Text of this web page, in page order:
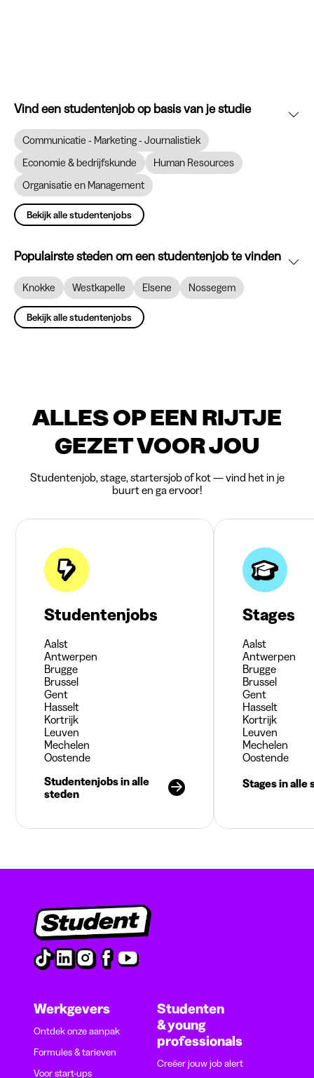
Vind een studentenjob op basis van je studie
Communicatie - Marketing - Journalistiek
Economie & bedrijfskunde
Human Resources
Organisatie en Management
Bekijk alle studentenjobs
Populairste steden om een studentenjob te vinden
Knokke Westkapelle Elsene Nossegem
Bekijk alle studentenjobs
ALLES OP EEN RIJTJE
GEZET VOOR JOU
Studentenjob, stage, startersjob of kot — vind het in je
buurt en ga ervoor!
Studentenjobs
Aalst
Antwerpen
Brugge
Brussel
Gent
Hasselt
Kortrijk
Leuven
Mechelen
Oostende
Studentenjobs in alle
steden
Stages
Aalst
Antwerpen
Brugge
Brussel
Gent
Hasselt
Kortrijk
Leuven
Mechelen
Oostende
Stages in alle
Werkgevers
Ontdek onze aanpak
Formules & tarieven
Voor start-ups
Studenten
& young
professionals
Creëer jouw job alert